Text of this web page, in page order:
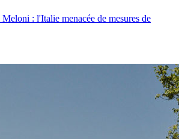
: l'Italie menacée de mesures de